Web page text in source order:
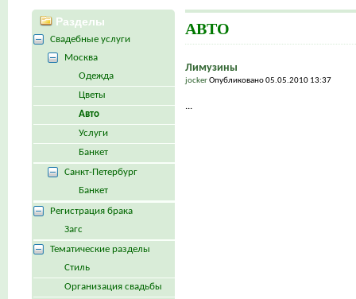
АВТО
Лимузины
jockerОпубликовано 05.05.2010 13:37
...
Разделы
Свадебные услуги
Москва
Одежда
Цветы
Авто
Услуги
Банкет
Санкт-Петербург
Банкет
Регистрация брака
Загс
Тематические разделы
Стиль
Организация свадьбы